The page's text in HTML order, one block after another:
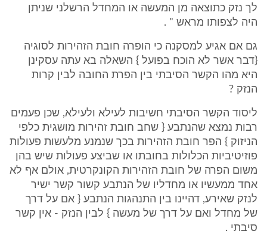
לך נזק כתוצאה מן המעשה או המחדל הרשלני שניתן
היה לצפותו מראש " .
גם אם אגיע למסקנה כי הופרה חובת הזהירות לסוגיה
{דבר אשר לא הוכח בפועל } השאלה בא עתה עסקינן
היא מהו הקשר הסיבתי בין הפרת החובה לבין קרות
הנזק ?
ליסוד הקשר הסיבתי חשיבות לעילא ולעילא, שכן פעמים
רבות נמצא שהנתבע { שחב חובת זהירות מושגית כלפי
הניזוק } הפר חובת הזהירות בכך שנמנע מלעשות פעולות
פוזיטיביות הכלולות בחובתו או שביצע פעולות שיש בהן
משום הפרה של חובת הזהירות הקונקרטית, אולם אף לא
אחד ממעשיו או מחדליו של הנתבע קשור קשר ישיר
לנזק שאירע, דהיינו בין התנהגות הנתבע { אם על דרך
של מחדל ואם על דרך של מעשה } לבין הנזק - אין קשר
סיבתי .